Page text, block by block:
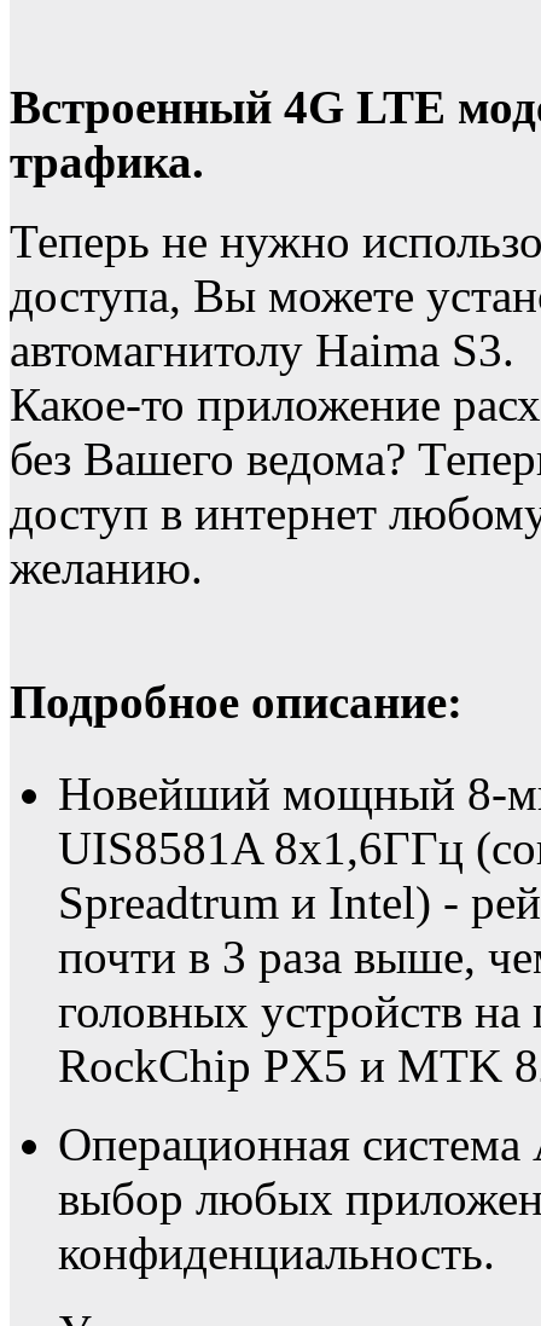
Встроенный 4G LTE
трафика.
Теперь не нужно
доступа, Вы можете
автомагнитолу Haima S3.
Какое-то приложение
без Вашего ведома?
доступ в интернет
желанию.
Подробное описание:
Новейший мощный 8-
UIS8581A 8х1,6ГГц
Spreadtrum и Intel) -
почти в 3 раза выше,
головных устройств
RockChip PX5 и MTK
Операционная
выбор любых
конфиденциальность.